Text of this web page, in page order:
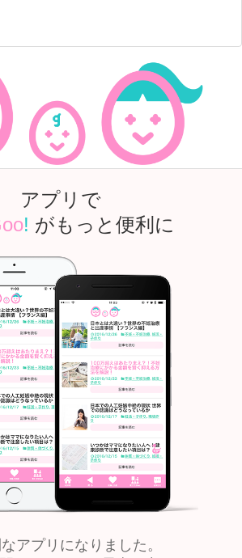
アプリで
! がもっと便利に
アプリになりました。